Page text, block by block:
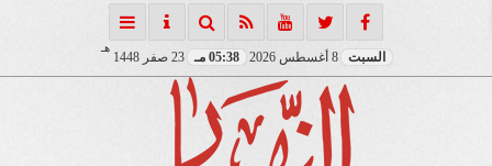
السبت 8 أغسطس 2026 05:38 مـ 23 صفر 1448
هـ